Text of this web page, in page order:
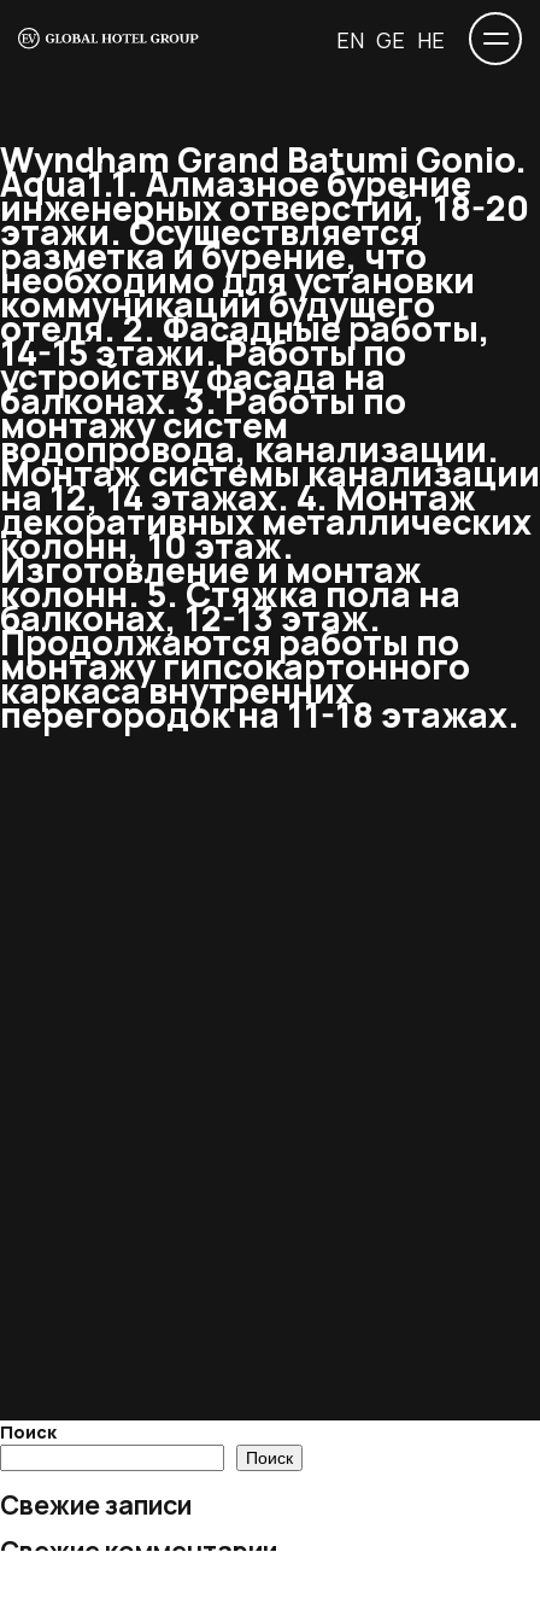
EN GE HE
Wyndham Grand Batumi Gonio.
Aqua1.1. Алмазное бурение
инженерных отверстий, 18-20
этажи. Осуществляется
разметка и бурение, что
необходимо для установки
коммуникаций будущего
отеля. 2. Фасадные работы,
14-15 этажи. Работы по
устройству фасада на
балконах. 3. Работы по
монтажу систем
водопровода, канализации.
Монтаж системы канализации
на 12, 14 этажах. 4. Монтаж
декоративных металлических
колонн, 10 этаж.
Изготовление и монтаж
колонн. 5. Стяжка пола на
балконах, 12-13 этаж.
Продолжаются работы по
монтажу гипсокартонного
каркаса внутренних
перегородок на 11-18 этажах.
Поиск
Поиск
Свежие записи
Свежие комментарии